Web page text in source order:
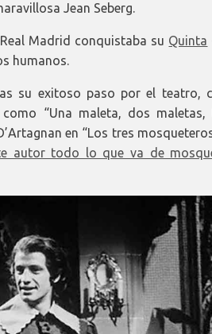
Jean Seberg.
Madrid conquistaba su Quinta
humanos.
su exitoso paso por el teatro,
“Una maleta, dos
en “Los tres
autor todo lo que va de